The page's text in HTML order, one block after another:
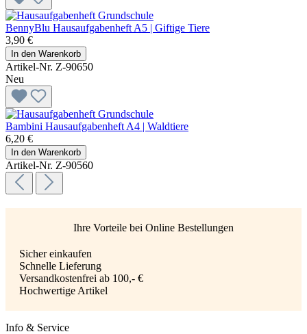
BennyBlu Hausaufgabenheft A5 | Giftige Tiere
3,90 €
In den Warenkorb
Artikel-Nr. Z-90650
Neu
Bambini Hausaufgabenheft A4 | Waldtiere
6,20 €
In den Warenkorb
Artikel-Nr. Z-90560
Ihre Vorteile bei Online Bestellungen
Sicher einkaufen
Schnelle Lieferung
Versandkostenfrei ab 100,- €
Hochwertige Artikel
Info & Service